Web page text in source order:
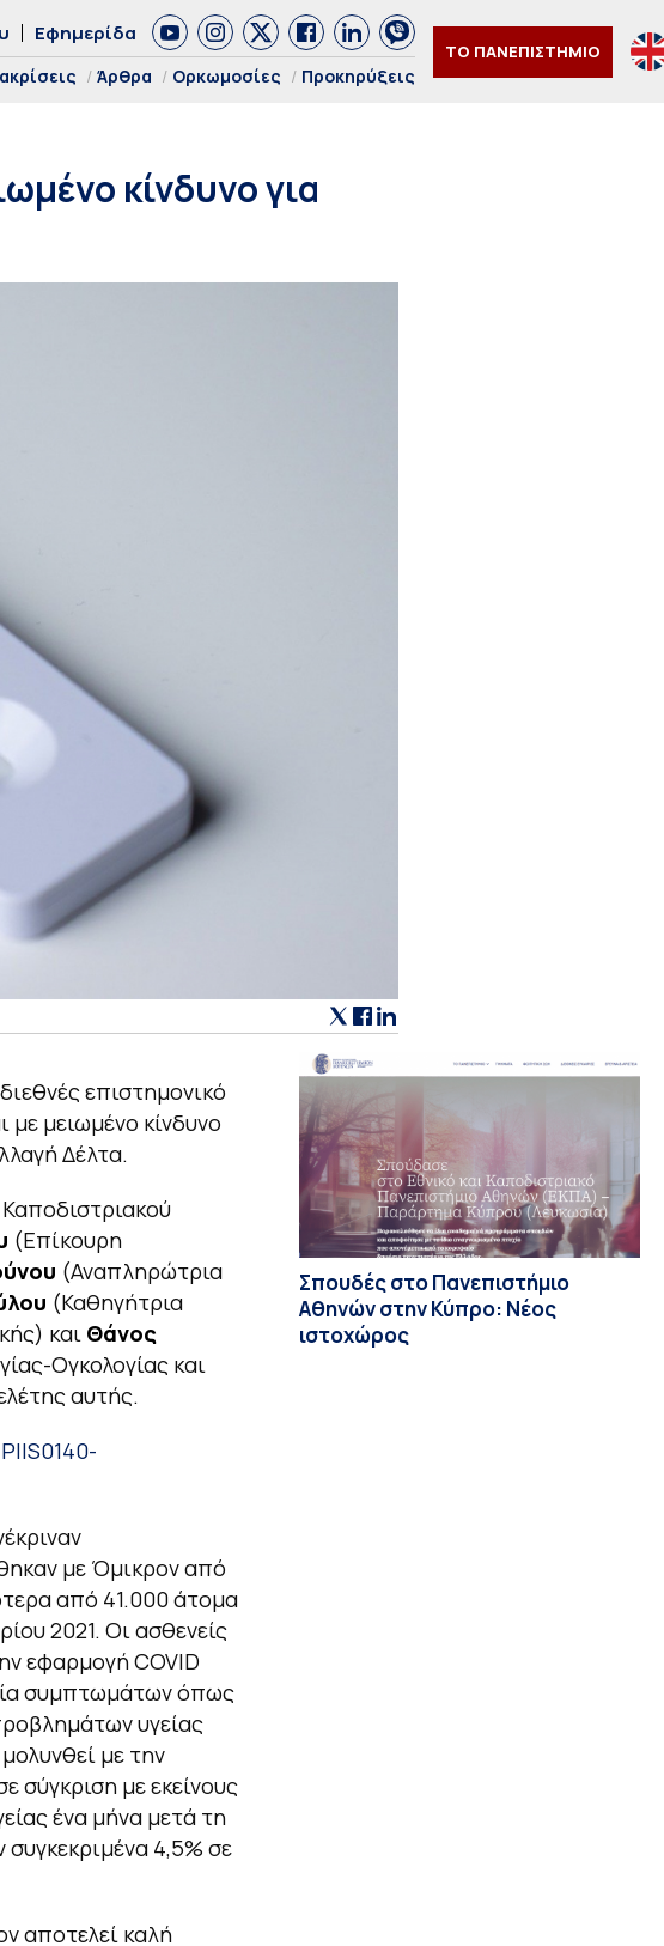
Εφημερίδα
Άρθρα Ορκωμοσίες Προκηρύξεις
ΤΟ ΠΑΝΕΠΙΣΤΗΜΙΟ
κίνδυνο για
επιστημονικό
μειωμένο κίνδυνο
Δέλτα.
(Επίκουρη
(Αναπληρώτρια
(Καθηγήτρια
και Θάνος
Ογκολογίας και
αυτής.
με Όμικρον από
από 41.000 άτομα
2021. Οι ασθενείς
εφαρμογή COVID
συμπτωμάτων όπως
υγείας
με την
σύγκριση με εκείνους
ένα μήνα μετά τη
4,5% σε
αποτελεί καλή
Σπουδές στο Πανεπιστήμιο
Αθηνών στην Κύπρο: Νέος
ιστοχώρος